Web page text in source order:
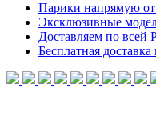
Парики напрямую от
Эксклюзивные
Доставляем по всей
Бесплатная